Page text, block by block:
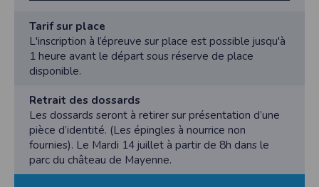
Tarif sur place
L'inscription à l’épreuve sur place est possible jusqu'à
1 heure avant le départ sous réserve de place
disponible.
Retrait des dossards
Les dossards seront à retirer sur présentation d’une
pièce d’identité. (Les épingles à nourrice non
fournies). Le Mardi 14 juillet à partir de 8h dans le
parc du château de Mayenne.